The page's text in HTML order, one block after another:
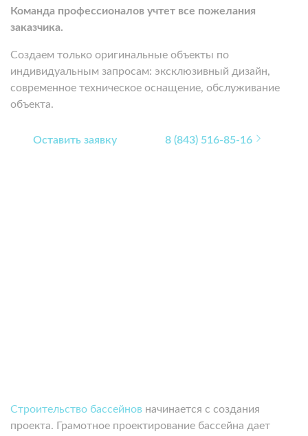
Команда профессионалов учтет все пожелания
заказчика.
Создаем только оригинальные объекты по
индивидуальным запросам: эксклюзивный дизайн,
современное техническое оснащение, обслуживание
объекта.
Оставить заявку 8 (843) 516-85-16
Строительство бассейнов начинается с создания
проекта. Грамотное проектирование бассейна дает